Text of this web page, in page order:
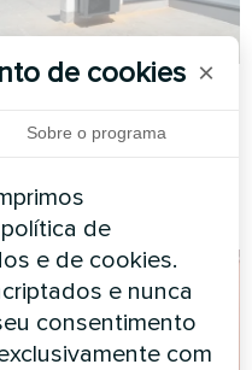
Conjunto
habitacional
Home Smart series
de cookies ×
Sobre o programa
de
e de cookies.
e nunca
consentimento
com